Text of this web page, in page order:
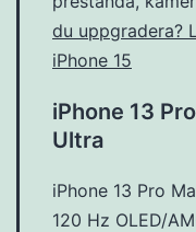
du uppgradera?
iPhone 15
iPhone 13
Ultra
iPhone 13 Pro
120 Hz OLED/